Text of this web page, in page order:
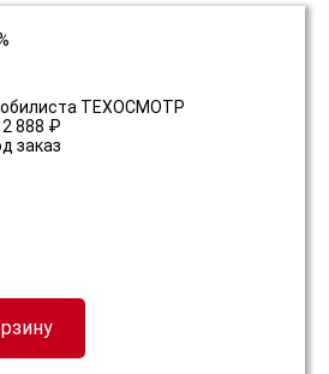
ТЕХОСМОТР
2 888 ₽
заказ